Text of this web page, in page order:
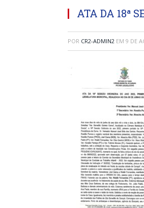
ATA DA 18ª
POR CR2-ADMIN2 EM 9 DE